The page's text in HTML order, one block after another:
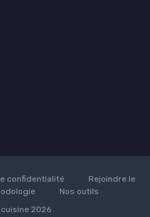
confidentialité
Rejoindre le
Nos outils
2026